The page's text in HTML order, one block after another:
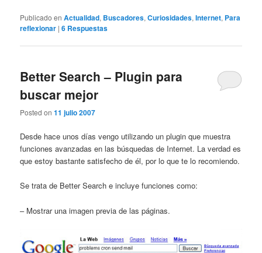
Publicado en Actualidad, Buscadores,Curiosidades,Internet, Para
reflexionar |6 Respuestas
Better Search – Plugin para
buscar mejor
Posted on11 julio 2007
Desde hace unos días vengo utilizando un plugin que muestra
funciones avanzadas en las búsquedas de Internet. La verdad es
que estoy bastante satisfecho de él, por lo que te lo recomiendo.
Se trata de Better Search e incluye funciones como:
– Mostrar una imagen previa de las páginas.